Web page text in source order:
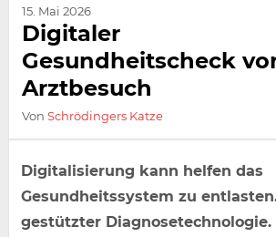
15. Mai 2026
Digitaler
Gesundheitscheck
Arztbesuch
Von Schrödingers Katze
Digitalisierung kann helfen das
Gesundheitssystem zu
gestützter Diagnosetechnologie.